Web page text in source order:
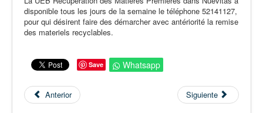
disponible tous les jours de la semaine le téléphone 52141127,
pour qui désirent faire des démarcher avec antériorité la remise
des materiels recyclables.
Save Whatsapp
Anterior Siguiente